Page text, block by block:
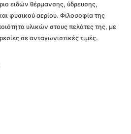
ειδών θέρμανσης, ύδρευσης,
φυσικού αερίου. Φιλοσοφία της
υλικών στους πελάτες της, με
σε ανταγωνιστικές τιμές.